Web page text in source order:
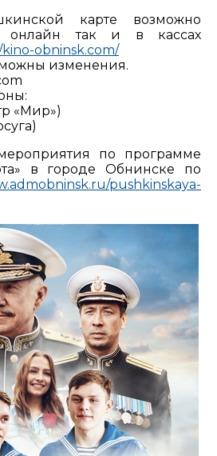
карте возможно
онлайн так и в кассах
obninsk.com/
изменения.
«Мир»)
по программе
в городе Обнинске по
pushkinskaya-